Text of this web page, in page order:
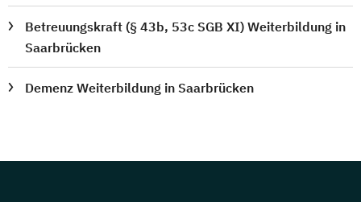
Betreuungskraft (§ 43b, 53c SGB XI) Weiterbildung in
Saarbrücken
Demenz Weiterbildung in Saarbrücken